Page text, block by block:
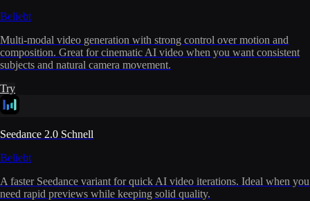
Beliebt
Multi-modal video generation with strong control over motion and
composition. Great for cinematic AI video when you want consistent
subjects and natural camera movement.
Try
Seedance 2.0 Schnell
Beliebt
A faster Seedance variant for quick AI video iterations. Ideal when you
need rapid previews while keeping solid quality.